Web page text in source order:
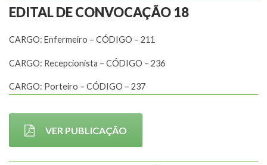
EDITAL DE CONVOCAÇÃO 18
CARGO: Enfermeiro – CÓDIGO – 211
CARGO: Recepcionista – CÓDIGO – 236
CARGO: Porteiro – CÓDIGO – 237
VER PUBLICAÇÃO